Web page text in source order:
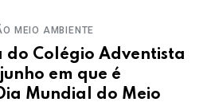
MEIO AMBIENTE
do Colégio Adventista
em que é
Mundial do Meio